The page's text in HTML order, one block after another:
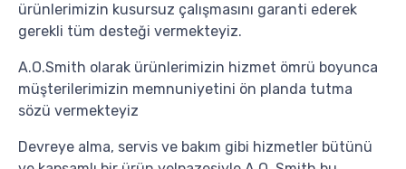
ürünlerimizin kusursuz çalışmasını garanti ederek
gerekli tüm desteği vermekteyiz.
A.O.Smith olarak ürünlerimizin hizmet ömrü boyunca
müşterilerimizin memnuniyetini ön planda tutma
sözü vermekteyiz
Devreye alma, servis ve bakım gibi hizmetler bütünü